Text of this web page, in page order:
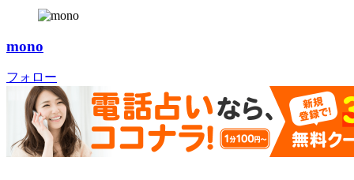
mono
フォロー